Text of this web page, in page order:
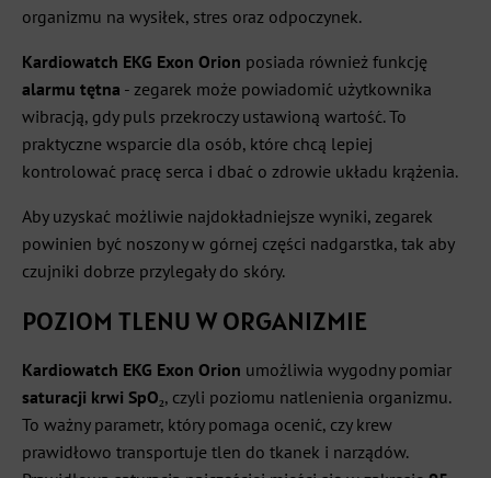
organizmu na wysiłek, stres oraz odpoczynek.
Kardiowatch EKG Exon Orion posiada również funkcję
alarmu tętna - zegarek może powiadomić użytkownika
wibracją, gdy puls przekroczy ustawioną wartość. To
praktyczne wsparcie dla osób, które chcą lepiej
kontrolować pracę serca i dbać o zdrowie układu krążenia.
Aby uzyskać możliwie najdokładniejsze wyniki, zegarek
powinien być noszony w górnej części nadgarstka, tak aby
czujniki dobrze przylegały do skóry.
POZIOM TLENU W ORGANIZMIE
Kardiowatch EKG Exon Orion umożliwia wygodny pomiar
saturacji krwi SpO₂, czyli poziomu natlenienia organizmu.
To ważny parametr, który pomaga ocenić, czy krew
prawidłowo transportuje tlen do tkanek i narządów.